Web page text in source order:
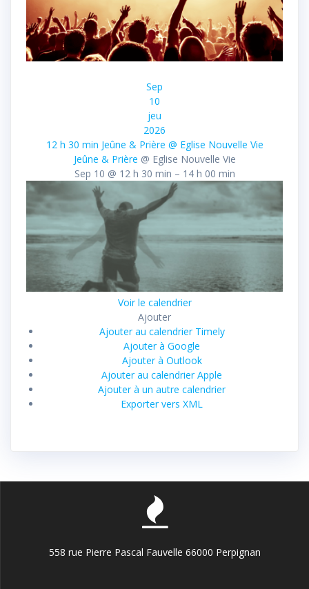
Sep
10
jeu
2026
12 h 30 min Jeûne & Prière @ Eglise Nouvelle Vie
Jeûne & Prière @ Eglise Nouvelle Vie
Sep 10 @ 12 h 30 min – 14 h 00 min
Voir le calendrier
Ajouter
Ajouter au calendrier Timely
Ajouter à Google
Ajouter à Outlook
Ajouter au calendrier Apple
Ajouter à un autre calendrier
Exporter vers XML
558 rue Pierre Pascal Fauvelle 66000 Perpignan